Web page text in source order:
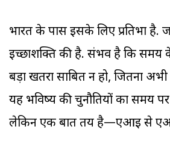
भारत के पास इसके लिए प्रतिभा है.
इच्छाशक्ति की है. संभव है कि समय
बड़ा खतरा साबित न हो, जितना
यह भविष्य की चुनौतियों का समय
लेकिन एक बात तय है—एआइ से